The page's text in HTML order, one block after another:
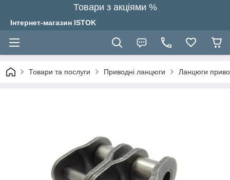
Товари з акціями %
Інтернет-магазин ISTOK
Товари та послуги Приводні ланцюги Ланцюги